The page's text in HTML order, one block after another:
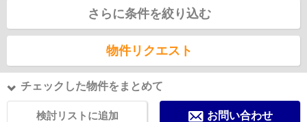
さらに条件を絞り込む
物件リクエスト
チェックした物件をまとめて
検討リストに追加 お問い合わせ